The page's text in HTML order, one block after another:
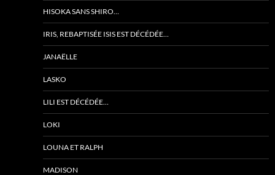
HISOKA SANS SHIRO…
IRIS, REBAPTISÉE ISIS EST DÉCÉDÉE…
JANAËLLE
LASKO
LILI EST DÉCÉDÉE…
LOKI
LOUNA ET RALPH
MADISON